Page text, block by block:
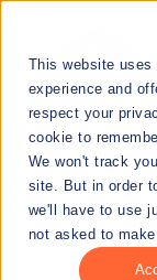
This website uses
experience and
respect your
cookie to
We won't track
site. But in order
we'll have to use
not asked to
content
RESEARCH